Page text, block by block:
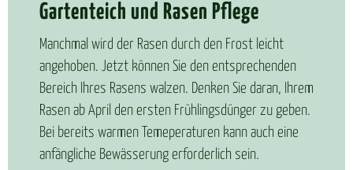
Gar­ten­teich und Ra­sen Pfle­ge
Manchmal wird der Rasen durch den Frost leicht
angehoben. Jetzt können Sie den entsprechenden
Bereich Ihres Rasens walzen. Denken Sie daran, Ihrem
Rasen ab April den ersten Frühlingsdünger zu geben.
Bei bereits warmen Temeperaturen kann auch eine
anfängliche Bewässerung erforderlich sein.